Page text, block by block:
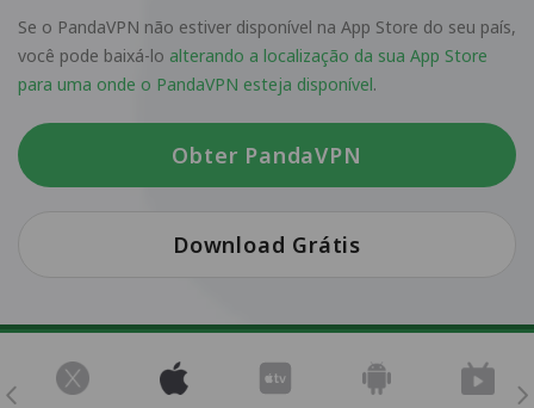
Se o PandaVPN não estiver disponível na App Store do seu país,
você pode baixá-lo alterando a localização da sua App Store
para uma onde o PandaVPN esteja disponível.
Obter PandaVPN
Download Grátis